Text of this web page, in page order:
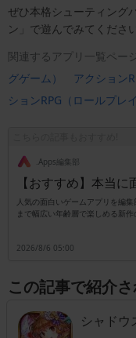
ぜひ本格シューティング
ン」で遊んでみてくださ
関連するアプリ一覧ペー
グゲーム）
アクション
ションRPG（ロールプレ
.Apps編集部
【おすすめ】本当
人気の面白いゲームアプリを編
まで幅広い年齢層で楽しめる新
2026/8/6 05:00
この記事で紹介
シャドウ